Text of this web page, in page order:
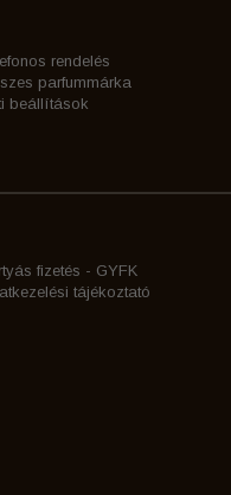
rendelés
parfummárka
beállítások
fizetés - GYFK
tájékoztató